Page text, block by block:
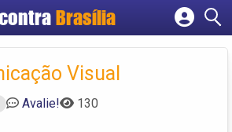
Brasília
Cadastrar empresa
Fazer login
Criar conta
Visual
Avalie! 130